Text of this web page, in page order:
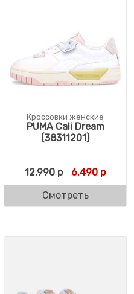
цена составляла 12.990
цена: 6.490 р.
Кроссовки женские
PUMA Cali Dream
(38311201)
12.990р 6.490 р
Смотреть